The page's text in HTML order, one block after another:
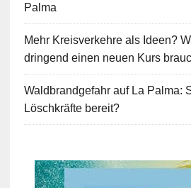
Palma
Mehr Kreisverkehre als Ideen?
dringend einen neuen Kurs
Waldbrandgefahr auf La Palma:
Löschkräfte bereit?